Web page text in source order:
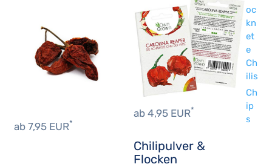
ab 7,95 EUR*
ab 4,95 EUR*
Chilipulver &
Flocken
oc
kn
et
e
Ch
ilis
Ch
ip
s